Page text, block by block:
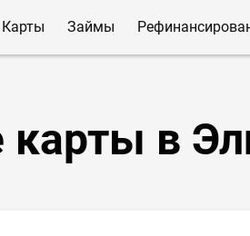
Карты Займы
в